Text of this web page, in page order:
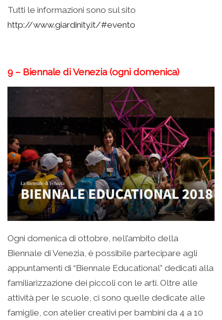
Tutti le informazioni sono sul sito
http://www.giardinity.it/#evento
9 – Biennale di Venezia (ogni domenica)
Ogni domenica di ottobre, nell’ambito della
Biennale di Venezia, è possibile partecipare agli
appuntamenti di “Biennale Educational” dedicati alla
familiarizzazione dei piccoli con le arti. Oltre alle
attività per le scuole, ci sono quelle dedicate alle
famiglie, con atelier creativi per bambini da 4 a 10